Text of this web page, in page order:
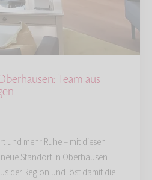
Team aus
und mehr Ruhe – mit diesen
Standort in Oberhausen
der Region und löst damit die